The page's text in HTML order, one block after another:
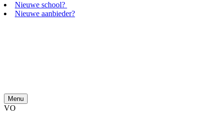
Nieuwe school?
Nieuwe aanbieder?
Menu
VO